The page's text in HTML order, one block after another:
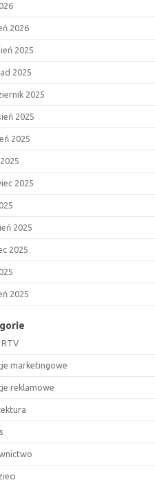
2026
2025
2025
2025
2025
2025
2025
2025
2025
2025
RTV
marketingowe
reklamowe